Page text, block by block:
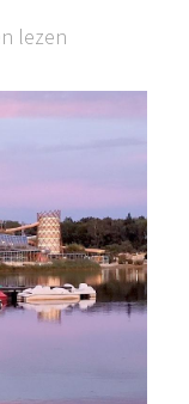
lezen